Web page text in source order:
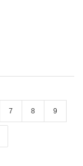
7 8 9